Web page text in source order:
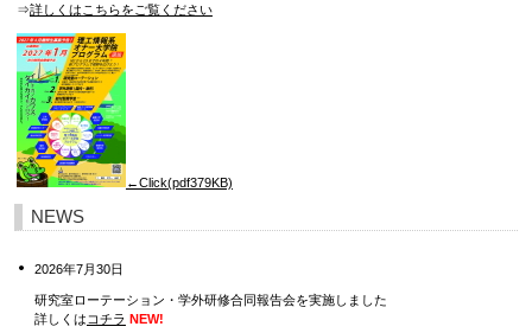
⇒詳しくはこちらをご覧ください
←Click(pdf379KB)
NEWS
2026年7月30日
研究室ローテーション・学外研修合同報告会を実施しました
詳しくはコチラ NEW!